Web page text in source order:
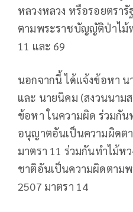
หลวงหลวง หรือรอยตรา
ตามพระราชบัญญัติป่าไม้
11 และ 69
นอกจากนี้ ได้แจ้งข้อหา
และ นายนิคม (สงวนนาม
ข้อหา ในความผิด ร่วมกัน
อนุญาตอันเป็นความผิดต
มาตรา 11 ร่วมกันทำไม้ห
ชาติอันเป็นความผิดตาม
2507 มาตรา 14